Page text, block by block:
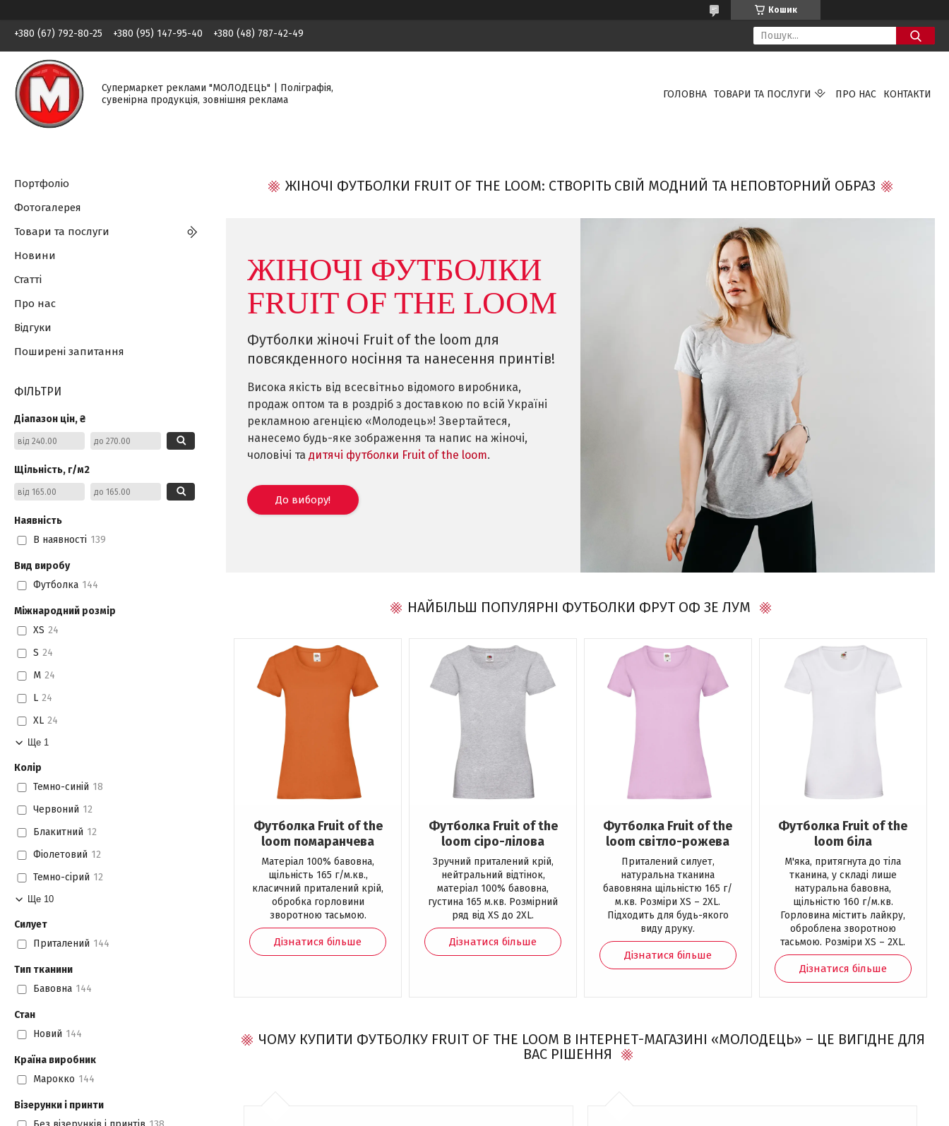
Кошик
+380 (67) 792-80-25 +380 (95) 147-95-40 +380 (48) 787-42-49
Супермаркет реклами "МОЛОДЕЦЬ" | Поліграфія,
сувенірна продукція, зовнішня реклама
ГОЛОВНА ТОВАРИ ТА ПОСЛУГИ ПРО НАС КОНТАКТИ
ЖІНОЧІ ФУТБОЛКИ FRUIT OF THE LOOM: СТВОРІТЬ СВІЙ МОДНИЙ ТА НЕПОВТОРНИЙ ОБРАЗ
ЖІНОЧІ ФУТБОЛКИ
FRUIT OF THE LOOM
Футболки жіночі Fruit of the loom для
повсякденного носіння та нанесення принтів!
Висока якість від всесвітньо відомого виробника,
продаж оптом та в роздріб з доставкою по всій Україні
рекламною агенцією «Молодець»! Звертайтеся,
нанесемо будь-яке зображення та напис на жіночі,
чоловічі та дитячі футболки Fruit of the loom.
До вибору!
НАЙБІЛЬШ ПОПУЛЯРНІ ФУТБОЛКИ ФРУТ ОФ ЗЕ ЛУМ
Футболка Fruit of the
loom помаранчева
Матеріал 100% бавовна,
щільність 165 г/м.кв.,
класичний приталений крій,
обробка горловини
зворотною тасьмою.
Дізнатися більше
Футболка Fruit of the
loom сіро-лілова
Зручний приталений крій,
нейтральний відтінок,
матеріал 100% бавовна,
густина 165 м.кв. Розмірний
ряд від XS до 2XL.
Дізнатися більше
Футболка Fruit of the
loom світло-рожева
Приталений силует,
натуральна тканина
бавовняна щільністю 165 г/
м.кв. Розміри XS – 2XL.
Підходить для будь-якого
виду друку.
Дізнатися більше
Футболка Fruit of the
loom біла
М'яка, притягнута до тіла
тканина, у складі лише
натуральна бавовна,
щільністю 160 г/м.кв.
Горловина містить лайкру,
оброблена зворотною
тасьмою. Розміри XS – 2XL.
Дізнатися більше
ЧОМУ КУПИТИ ФУТБОЛКУ FRUIT OF THE LOOM В ІНТЕРНЕТ-МАГАЗИНІ «МОЛОДЕЦЬ» – ЦЕ ВИГІДНЕ ДЛЯ
ВАС РІШЕННЯ
Портфоліо
Фотогалерея
Товари та послуги
Новини
Статті
Про нас
Відгуки
Поширені запитання
ФІЛЬТРИ
Діапазон цін, ₴
Щільність, г/м2
Наявність
В наявності 139
Вид виробу
Футболка 144
Міжнародний розмір
XS 24
S 24
M 24
L 24
XL 24
Ще 1
Колір
Темно-синій 18
Червоний 12
Блакитний 12
Фіолетовий 12
Темно-сірий 12
Ще 10
Силует
Приталений 144
Тип тканини
Бавовна 144
Стан
Новий 144
Країна виробник
Марокко 144
Візерунки і принти